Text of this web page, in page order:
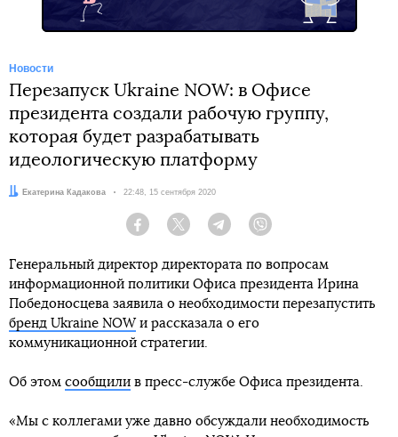
Новости
Перезапуск Ukraine NOW: в Офисе
президента создали рабочую группу,
которая будет разрабатывать
идеологическую платформу
Автор:Екатерина Кадакова Дата:
22:48, 15 сентября 2020
Facebook Twitter Telegram
Генеральный директор директората по вопросам
информационной политики Офиса президента Ирина
Победоносцева заявила о необходимости перезапустить
бренд Ukraine NOW и рассказала о его
коммуникационной стратегии.
Об этом сообщили в пресс-службе Офиса президента.
«Мы с коллегами уже давно обсуждали необходимость